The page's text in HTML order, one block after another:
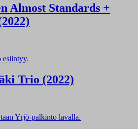
Almost Standards +
Trio (2022)